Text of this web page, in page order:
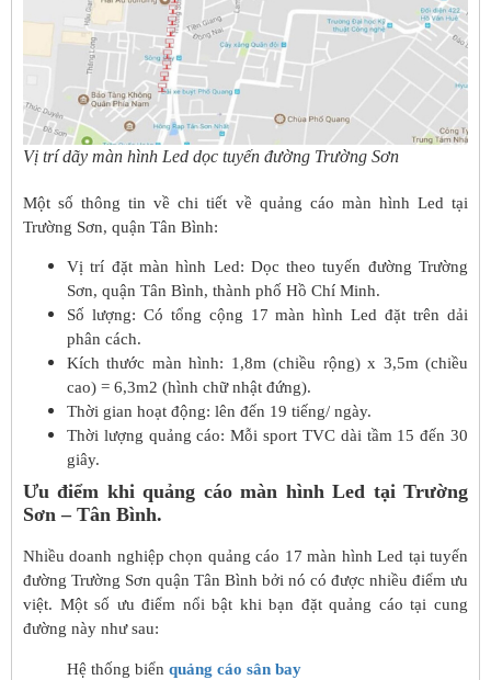
Vị trí dãy màn hình Led dọc tuyến đường Trường Sơn
Một số thông tin về chi tiết về quảng cáo màn hình Led tại
Trường Sơn, quận Tân Bình:
Vị trí đặt màn hình Led: Dọc theo tuyến đường Trường
Sơn, quận Tân Bình, thành phố Hồ Chí Minh.
Số lượng: Có tổng cộng 17 màn hình Led đặt trên dải
phân cách.
Kích thước màn hình: 1,8m (chiều rộng) x 3,5m (chiều
cao) = 6,3m2 (hình chữ nhật đứng).
Thời gian hoạt động: lên đến 19 tiếng/ ngày.
Thời lượng quảng cáo: Mỗi sport TVC dài tầm 15 đến 30
giây.
Ưu điểm khi quảng cáo màn hình Led tại Trường
Sơn – Tân Bình.
Nhiều doanh nghiệp chọn quảng cáo 17 màn hình Led tại tuyến
đường Trường Sơn quận Tân Bình bởi nó có được nhiều điểm ưu
việt. Một số ưu điểm nổi bật khi bạn đặt quảng cáo tại cung
đường này như sau:
Hệ thống biển quảng cáo sân bay